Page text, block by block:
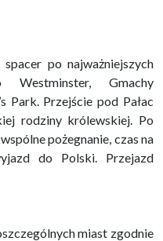
po najważniejszych
Gmachy
Park. Przejście pod Pałac
rodziny królewskiej. Po
pożegnanie, czas na
do Polski. Przejazd
miast zgodnie